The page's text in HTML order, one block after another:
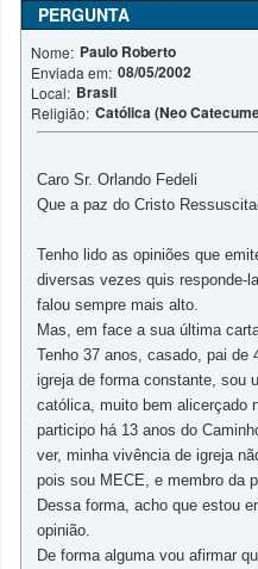
PERGUNTA
Nome: Paulo Roberto
Enviada em: 08/05/2002
Local: Brasil
Religião: Católica (Neo
Caro Sr. Orlando Fedeli
Que a paz do Cristo
Tenho lido as opiniões que
diversas vezes quis responde-
falou sempre mais alto.
Mas, em face a sua última
Tenho 37 anos, casado, pai
igreja de forma constante, sou
católica, muito bem alicerçado
participo há 13 anos do
ver, minha vivência de igreja
pois sou MECE, e membro da
Dessa forma, acho que estou
opinião.
De forma alguma vou afirmar